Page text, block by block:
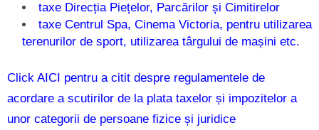
taxe Direcția Piețelor, Parcărilor și Cimitirelor
taxe Centrul Spa, Cinema Victoria, pentru utilizarea
terenurilor de sport, utilizarea târgului de mașini etc.
Click AICI pentru a citit despre regulamentele de
acordare a scutirilor de la plata taxelor și impozitelor a
unor categorii de persoane fizice și juridice